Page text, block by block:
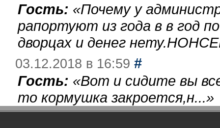
Гость: «Почему у
рапортуют из года в в год
дворцах и денег
03.12.2018 в 16:59 #
Гость: «Вот и сидите вы
то кормушка закроется,н...»